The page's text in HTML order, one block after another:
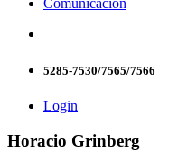
5285-7530/7565/7566
Login
Horacio Grinberg